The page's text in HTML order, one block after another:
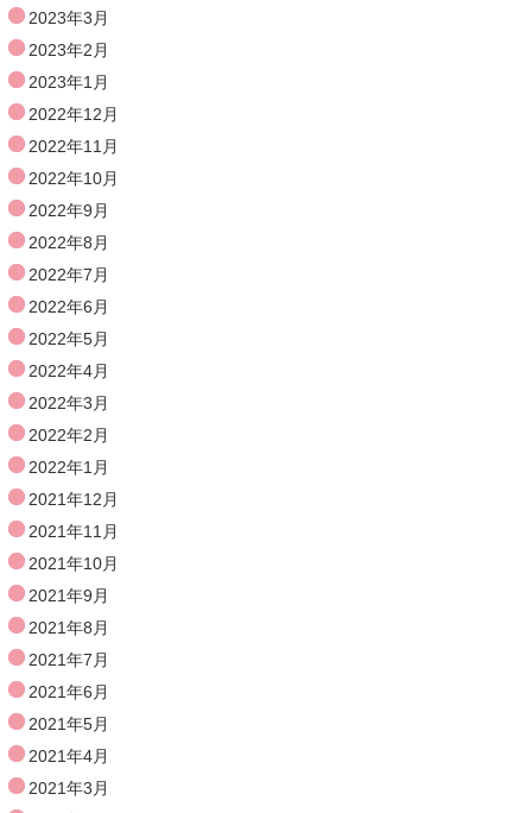
2023年3月
2023年2月
2023年1月
2022年12月
2022年11月
2022年10月
2022年9月
2022年8月
2022年7月
2022年6月
2022年5月
2022年4月
2022年3月
2022年2月
2022年1月
2021年12月
2021年11月
2021年10月
2021年9月
2021年8月
2021年7月
2021年6月
2021年5月
2021年4月
2021年3月